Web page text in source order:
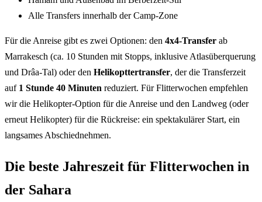
Alle Transfers innerhalb der Camp-Zone
Für die Anreise gibt es zwei Optionen: den 4x4-Transfer ab
Marrakesch (ca. 10 Stunden mit Stopps, inklusive Atlasüberquerung
und Drâa-Tal) oder den Helikopttertransfer, der die Transferzeit
auf 1 Stunde 40 Minuten reduziert. Für Flitterwochen empfehlen
wir die Helikopter-Option für die Anreise und den Landweg (oder
erneut Helikopter) für die Rückreise: ein spektakulärer Start, ein
langsames Abschiednehmen.
Die beste Jahreszeit für Flitterwochen in
der Sahara